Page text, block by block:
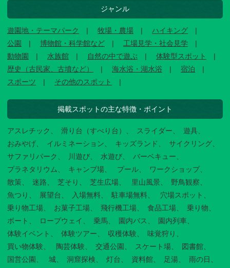
ジャンル
遊園地・テーマパーク 牧場・農場
ハイキング
公園
博物館・科学館など
工場見学・社会見学
動物園
水族館 自然の中で遊ぶ
体験型スポット
歴史（古民家、古墳など）
海水浴・湖水浴
宿泊
スポーツ
その他のスポット
掲載スポットの主な特徴・ポイント
アスレチック 滑り台（すべり台） スライダー
遊具
おみやげ
イルミネーション キッズランド
サイクリング
サファリパーク
川遊び 水遊び
バーベキュー
プラネタリウム
キャンプ場 プール
ワークショップ
散策
迷路 芝そり 芝生広場 里山風景
野鳥観察
魚つり
展望台 入場無料 駐車場無料
穴場スポット
乗り物工場
お菓子工場 飛行機工場 食品工場
乗り物
ボート
ロープウェイ 乗馬 園内バス
園内列車
体験イベント
体験ツアー 収穫体験
味覚狩り
買い物体験
陶芸体験 交通公園 スケート場
図書館
国営公園
城 洞窟探検 灯台 資料館 足湯 雨の日